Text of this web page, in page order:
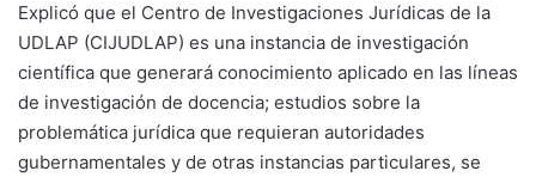
Explicó que el Centro de Investigaciones Jurídicas de la
UDLAP (CIJUDLAP) es una instancia de investigación
científica que generará conocimiento aplicado en las líneas
de investigación de docencia; estudios sobre la
problemática jurídica que requieran autoridades
gubernamentales y de otras instancias particulares, se